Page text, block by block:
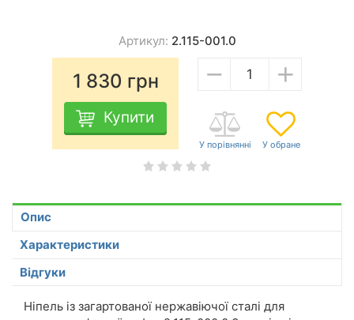
Артикул: 2.115-001.0
1 830 грн
Купити
− +
Опис
Характеристики
Відгуки
Ніпель із загартованої нержавіючої сталі для